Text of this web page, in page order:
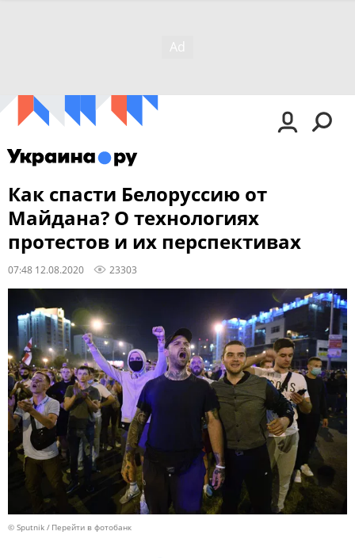
Как спасти Белоруссию от
Майдана? О технологиях
протестов и их перспективах
07:48 12.08.2020 23303
© Sputnik Перейти в фотобанк